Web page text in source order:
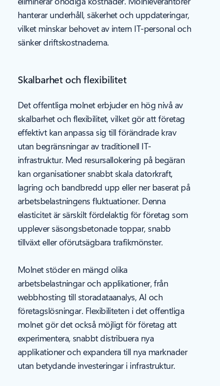
hanterar underhåll, säkerhet och uppdateringar,
vilket minskar behovet av intern IT-personal och
sänker driftskostnaderna.
Skalbarhet och flexibilitet
Det offentliga molnet erbjuder en hög nivå av
skalbarhet och flexibilitet, vilket gör att företag
effektivt kan anpassa sig till förändrade krav
utan begränsningar av traditionell IT-
infrastruktur. Med resursallokering på begäran
kan organisationer snabbt skala datorkraft,
lagring och bandbredd upp eller ner baserat på
arbetsbelastningens fluktuationer. Denna
elasticitet är särskilt fördelaktig för företag som
upplever säsongsbetonade toppar, snabb
tillväxt eller oförutsägbara trafikmönster.
Molnet stöder en mängd olika
arbetsbelastningar och applikationer, från
webbhosting till storadataanalys, AI och
företagslösningar. Flexibiliteten i det offentliga
molnet gör det också möjligt för företag att
experimentera, snabbt distribuera nya
applikationer och expandera till nya marknader
utan betydande investeringar i infrastruktur.